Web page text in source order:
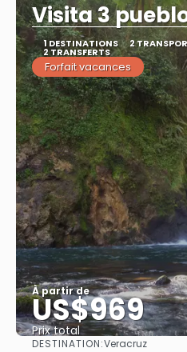
Visita 3
1 DESTINATIONS 2
2 TRANSFERTS
Forfait vacances
À partir de
US$969
Prix ​​total
DESTINATION:Veracruz